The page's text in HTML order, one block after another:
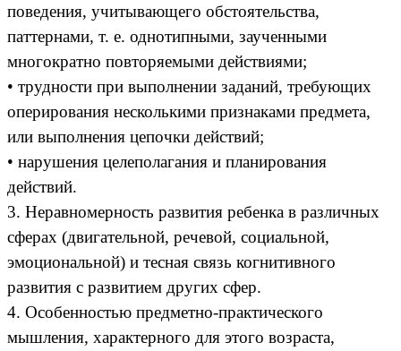
поведения, учитывающего обстоятельства,
паттернами, т. е. однотипными, заученными
многократно повторяемыми действиями;
• трудности при выполнении заданий, требующих
оперирования несколькими признаками предмета,
или выполнения цепочки действий;
• нарушения целеполагания и планирования
действий.
3. Неравномерность развития ребенка в различных
сферах (двигательной, речевой, социальной,
эмоциональной) и тесная связь когнитивного
развития с развитием других сфер.
4. Особенностью предметно-практического
мышления, характерного для этого возраста,